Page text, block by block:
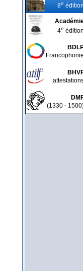
8e édition
4e édition
Francophonie
(1330 -